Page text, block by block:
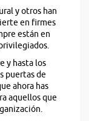
y otros han
en firmes
están en
y hasta los
puertas de
ahora has
aquellos que